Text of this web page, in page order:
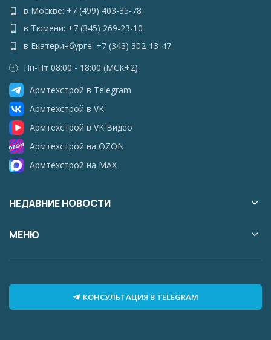
в Москве: +7 (499) 403-35-78
в Тюмени: +7 (345) 269-23-10
в Екатеринбурге: +7 (343) 302-13-47
Пн-Пт 08:00 - 18:00 (МСК+2)
Армтехстрой в Telegram
Армтехстрой в VK
Армтехстрой в VK Видео
Армтехстрой на OZON
Армтехстрой на MAX
НЕДАВНИЕ НОВОСТИ
МЕНЮ
КОНСУЛЬТАЦИЯ В TELEGRAM